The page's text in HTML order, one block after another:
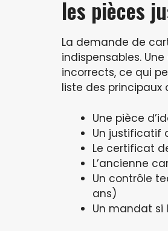
les pièces
La demande de
indispensables.
incorrects, ce qui
liste des principaux
Une pièce
Un justificatif
Le certificat
L’ancienne
Un contrôle
ans)
Un mandat